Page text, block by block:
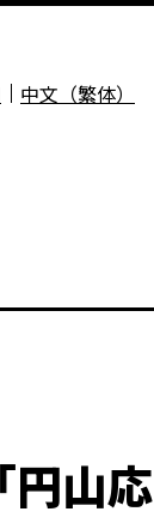
中文（繁体）
円山応